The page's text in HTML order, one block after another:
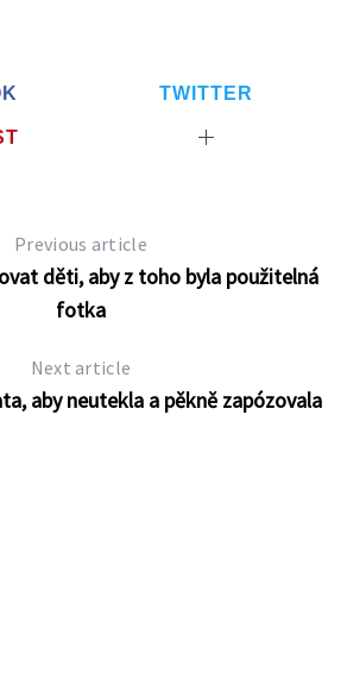
TWITTER
Previous article
děti, aby z toho byla použitelná
fotka
Next article
aby neutekla a pěkně zapózovala